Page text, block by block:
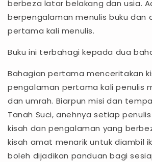
berbeza latar belakang dan usia.
berpengalaman menulis buku dan
pertama kali menulis.
Buku ini terbahagi kepada dua
Bahagian pertama menceritakan
pengalaman pertama kali penulis
dan umrah. Biarpun misi dan
Tanah Suci, anehnya setiap
kisah dan pengalaman yang
kisah amat menarik untuk diambil
boleh dijadikan panduan bagi